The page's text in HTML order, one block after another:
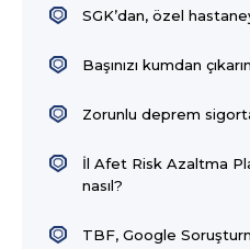
SGK’dan, özel
Başınızı kumdan
Zorunlu deprem
İl Afet Risk Azaltma
nasıl?
TBF, Google